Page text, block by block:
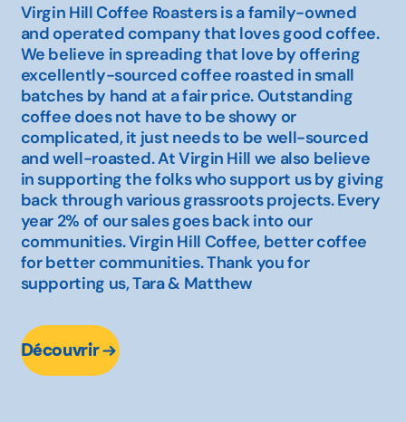
Virgin Hill Coffee Roasters is a family-owned
and operated company that loves good coffee.
We believe in spreading that love by offering
excellently-sourced coffee roasted in small
batches by hand at a fair price. Outstanding
coffee does not have to be showy or
complicated, it just needs to be well-sourced
and well-roasted. At Virgin Hill we also believe
in supporting the folks who support us by giving
back through various grassroots projects. Every
year 2% of our sales goes back into our
communities. Virgin Hill Coffee, better coffee
for better communities. Thank you for
supporting us, Tara & Matthew
Découvrir